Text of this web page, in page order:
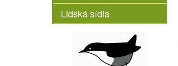
Lidská sídla